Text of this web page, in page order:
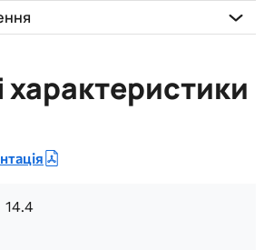
характеристики
14.4